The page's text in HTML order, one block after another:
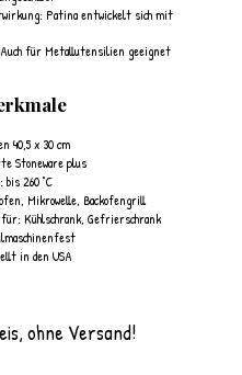
Patina entwickelt sich mit
Auch für Metallutensilien geeignet
40,5 x 30 cm
Stoneware plus
260 °C
Mikrowelle, Backofengrill
Kühlschrank, Gefrierschrank
in den USA
ohne Versand!